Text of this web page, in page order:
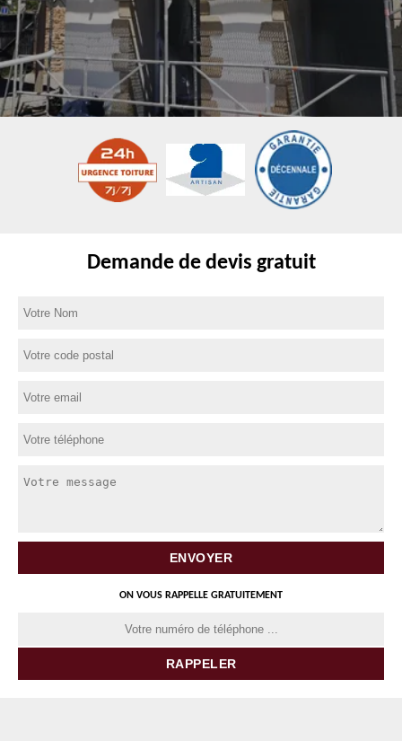
Demande de devis gratuit
ON VOUS RAPPELLE GRATUITEMENT